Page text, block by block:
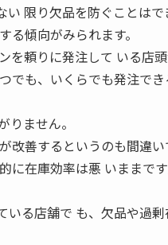
限り欠品を防ぐことはで
る傾向がみられます。
を頼りに発注して いる
でも、いくらでも発注で
りません。
善するというのも間違い
に在庫効率は悪 いまま
る店舗で も、欠品や過